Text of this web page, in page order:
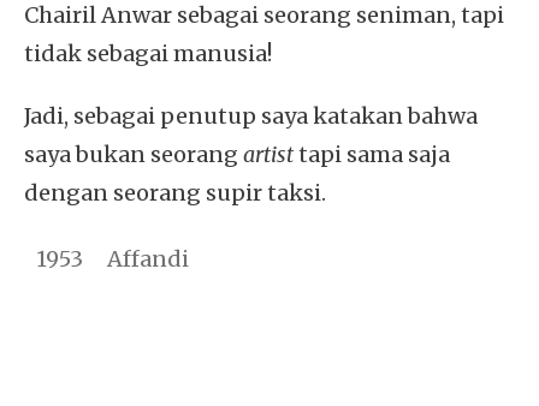
Chairil Anwar sebagai seorang seniman, tapi
tidak sebagai manusia!
Jadi, sebagai penutup saya katakan bahwa
saya bukan seorang artisttapi sama saja
dengan seorang supir taksi.
1953 Affandi